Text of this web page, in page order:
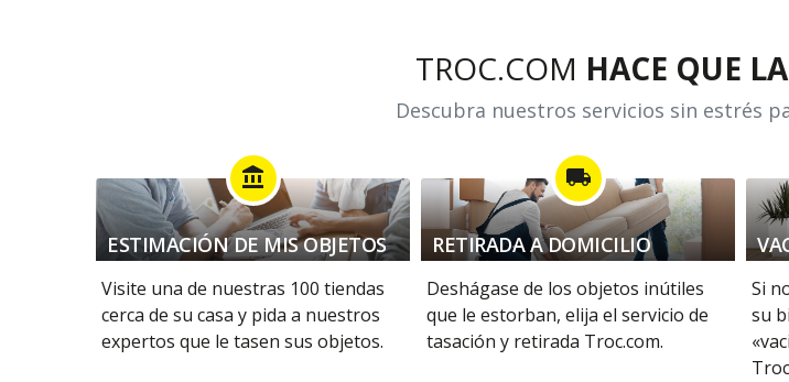
TROC.COM HACE QUE
Descubra nuestros servicios sin estrés
account_balance
ESTIMACIÓN DE MIS OBJETOS
Visite una de nuestras 100 tiendas
cerca de su casa y pida a nuestros
expertos que le tasen sus objetos.
local_shipping
RETIRADA A DOMICILIO
Deshágase de los objetos inútiles
que le estorban, elija el servicio de
tasación y retirada Troc.com.
Si
su